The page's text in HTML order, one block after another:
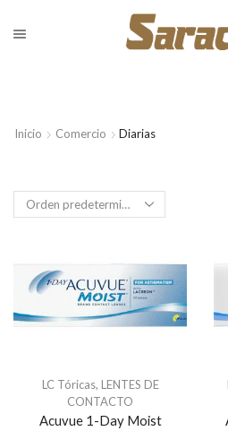
Inicio Comercio Diarias
LC Tóricas, LENTES DE
CONTACTO
Acuvue 1-Day Moist